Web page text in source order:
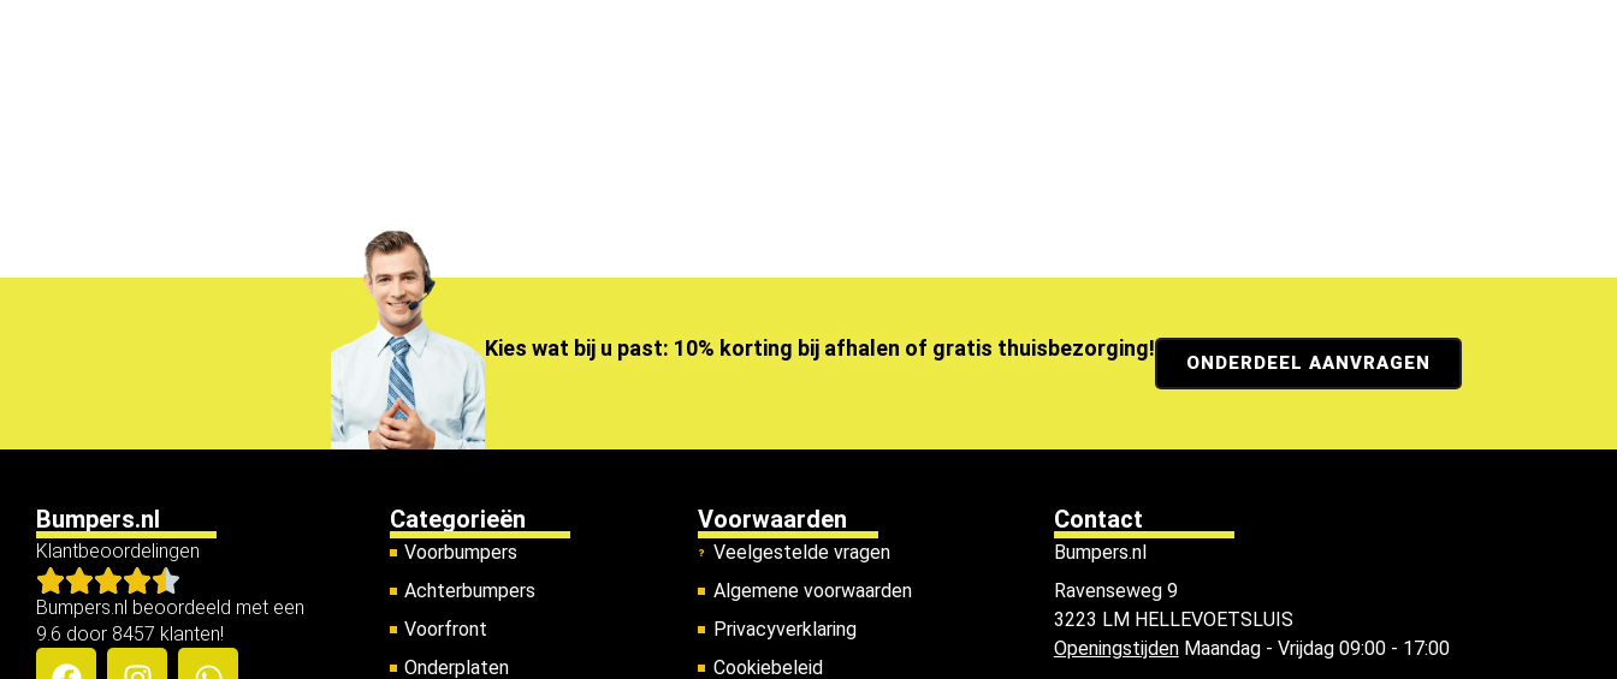
Kies wat bij u past: 10% korting bij afhalen of gratis thuisbezorging!
ONDERDEEL AANVRAGEN
Bumpers.nl
Klantbeoordelingen
Bumpers.nl beoordeeld met een
9.6 door 8457 klanten!
Categorieën
Voorbumpers
Achterbumpers
Voorfront
Onderplaten
Voorwaarden
Veelgestelde vragen
Algemene voorwaarden
Privacyverklaring
Cookiebeleid
Contact
Bumpers.nl
Ravenseweg 9
3223 LM HELLEVOETSLUIS
OpeningstijdenMaandag - Vrijdag 09:00 - 17:00